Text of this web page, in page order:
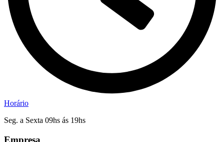
Horário
Seg. a Sexta 09hs ás 19hs
Empresa